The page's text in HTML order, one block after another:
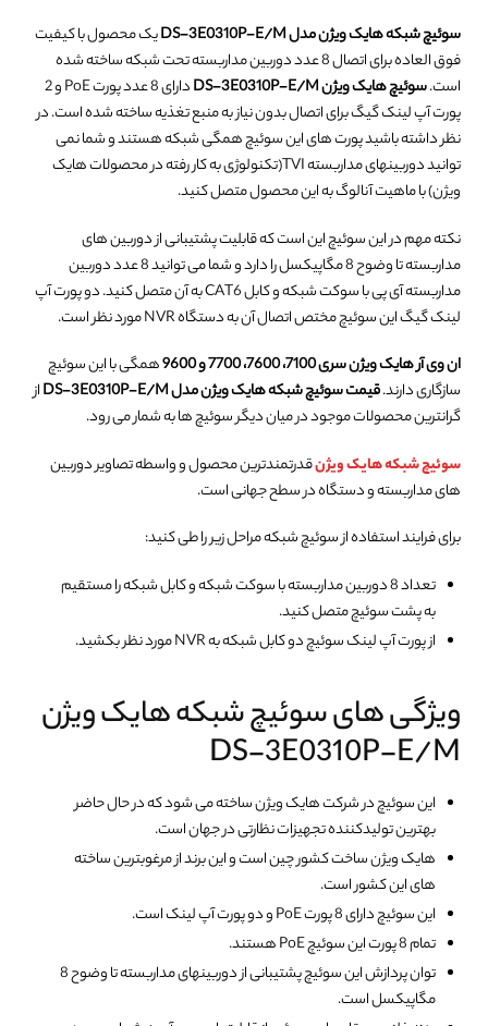
سوئیچ شبکه هایک ویژن مدل DS-3E0310P-E/M
یک محصول با کیفیت
فوق العاده برای اتصال 8 عدد دوربین مداربسته تحت شبکه ساخته شده
است.سوئیچ هایک ویژن DS-3E0310P-E/M
دارای 8 عدد پورت PoE و 2
پورت آپ لینک گیگ برای اتصال بدون نیاز به منبع تغذیه ساخته شده است. در
نظر داشته باشید پورت های این سوئیچ همگی شبکه هستند و شما نمی
توانید دوربینهای مداربسته TVI(تکنولوژی به کار رفته در محصولات هایک
ویژن) با ماهیت آنالوگ به این محصول متصل کنید.
نکته مهم در این سوئیچ این است که قابلیت پشتیبانی از دوربین های
مداربسته تا وضوح 8 مگاپیکسل را دارد و شما می توانید 8 عدد دوربین
مداربسته آی پی با سوکت شبکه و کابل CAT6 به آن متصل کنید. دو پورت آپ
لینک گیگ این سوئیچ مختص اتصال آن به دستگاه NVR مورد نظر است.
ان وی آر هایک ویژن سری 7100، 7600، 7700 و 9600
همگی با این سوئیچ
سازگاری دارند.قیمت سوئیچ شبکه هایک ویژن مدل DS-3E0310P-E/M
از
گرانترین محصولات موجود در میان دیگر سوئیچ ها به شمار می رود.
سوئیچ شبکه هایک ویژنقدرتمندترین محصول و واسطه تصاویر دوربین
های مداربسته و دستگاه در سطح جهانی است.
برای فرایند استفاده از سوئیچ شبکه مراحل زیر را طی کنید:
تعداد 8 دوربین مداربسته با سوکت شبکه و کابل شبکه را مستقیم
به پشت سوئیچ متصل کنید.
از پورت آپ لینک سوئیچ دو کابل شبکه به NVR مورد نظر بکشید.
ویژگی های سوئیچ شبکه هایک ویژن
DS-3E0310P-E/M
این سوئیچ در شرکت هایک ویژن ساخته می شود که در حال حاضر
بهترین تولیدکننده تجهیزات نظارتی در جهان است.
هایک ویژن ساخت کشور چین است و این برند از مرغوبترین ساخته
های این کشور است.
این سوئیچ دارای 8 پورت PoE و دو پورت آپ لینک است.
تمام 8 پورت این سوئیچ PoE هستند.
توان پردازش این سوئیچ پشتیبانی از دوربینهای مداربسته تا وضوح 8
مگاپیکسل است.